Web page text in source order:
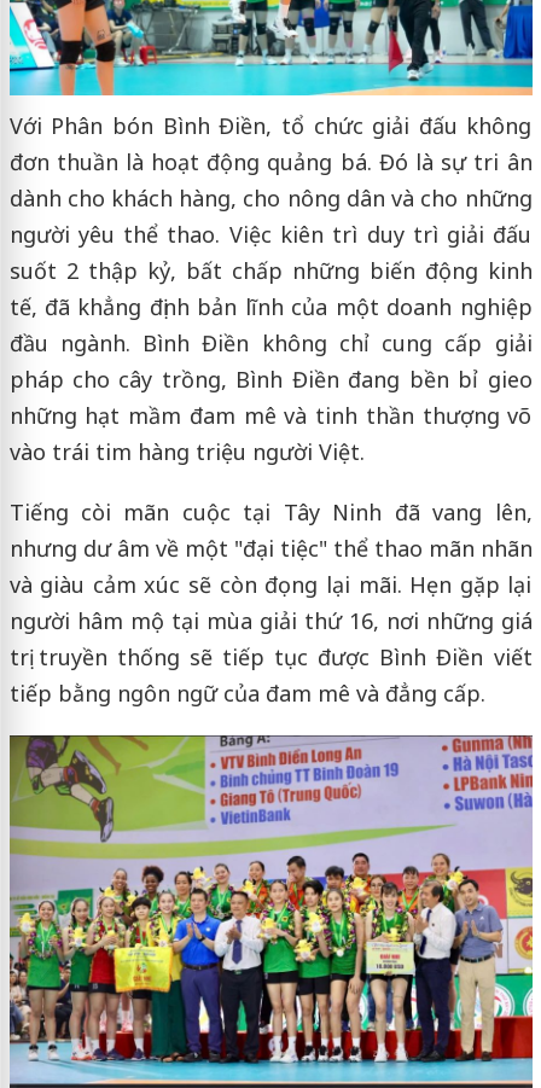
Với Phân bón Bình Điền, tổ chức giải đấu không
đơn thuần là hoạt động quảng bá. Đó là sự tri ân
dành cho khách hàng, cho nông dân và cho những
người yêu thể thao. Việc kiên trì duy trì giải đấu
suốt 2 thập kỷ, bất chấp những biến động kinh
tế, đã khẳng định bản lĩnh của một doanh nghiệp
đầu ngành. Bình Điền không chỉ cung cấp giải
pháp cho cây trồng, Bình Điền đang bền bỉ gieo
những hạt mầm đam mê và tinh thần thượng võ
vào trái tim hàng triệu người Việt.
Tiếng còi mãn cuộc tại Tây Ninh đã vang lên,
nhưng dư âm về một "đại tiệc" thể thao mãn nhãn
và giàu cảm xúc sẽ còn đọng lại mãi. Hẹn gặp lại
người hâm mộ tại mùa giải thứ 16, nơi những giá
trị truyền thống sẽ tiếp tục được Bình Điền viết
tiếp bằng ngôn ngữ của đam mê và đẳng cấp.